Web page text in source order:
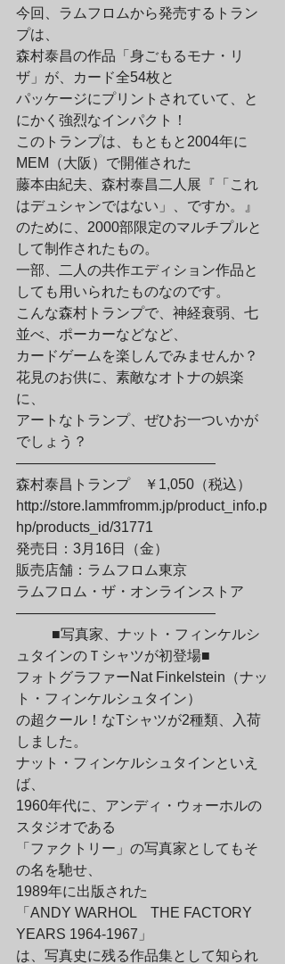
今回、ラムフロムから発売するトラン
プは、
森村泰昌の作品「身ごもるモナ・リ
ザ」が、カード全54枚と
パッケージにプリントされていて、と
にかく強烈なインパクト！
このトランプは、もともと2004年に
MEM（大阪）で開催された
藤本由紀夫、森村泰昌二人展『「これ
はデュシャンではない」、ですか。』
のために、2000部限定のマルチプルと
して制作されたもの。
一部、二人の共作エディション作品と
しても用いられたものなのです。
こんな森村トランプで、神経衰弱、七
並べ、ポーカーなどなど、
カードゲームを楽しんでみませんか？
花見のお供に、素敵なオトナの娯楽
に、
アートなトランプ、ぜひお一ついかが
でしょう？
——————————————
森村泰昌トランプ　￥1,050（税込）
http://store.lammfromm.jp/product_info.p
hp/products_id/31771
発売日：3月16日（金）
販売店舗：ラムフロム東京
ラムフロム・ザ・オンラインストア
——————————————
ュタインのＴシャツが初登場■
フォトグラファーNat Finkelstein（ナッ
ト・フィンケルシュタイン）
の超クール！なTシャツが2種類、入荷
しました。
ナット・フィンケルシュタインといえ
ば、
1960年代に、アンディ・ウォーホルの
スタジオである
「ファクトリー」の写真家としてもそ
の名を馳せ、
1989年に出版された
「ANDY WARHOL　THE FACTORY
YEARS 1964-1967」
は、写真史に残る作品集として知られ